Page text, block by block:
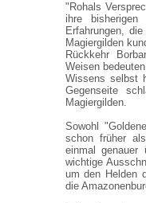
"Rohals
ihre
Erfahrungen,
Magiergilden
Rückkehr
Weisen
Wissens selbst
Gegenseite
Magiergilden.
Sowohl
schon früher
einmal genauer
wichtige
um den Helden
die